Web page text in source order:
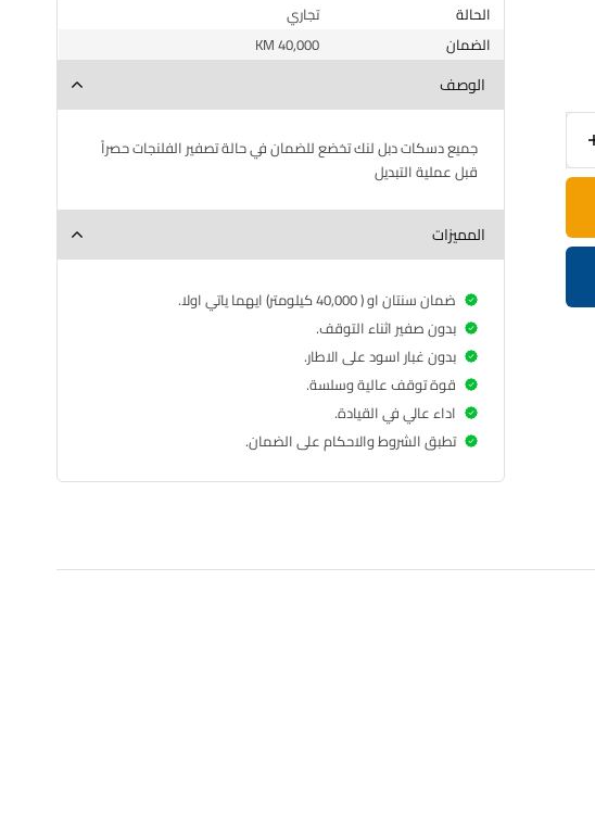
الحالة
تجاري
الضمان
40,000 KM
الوصف
جميع دسكات دبل لنك تخضع للضمان في حالة تصفير الفلنجات حصراً
قبل عملية التبديل
المميزات
ضمان سنتان او ( 40,000 كيلومتر) ايهما ياتي اولا.
بدون صفير اثناء التوقف.
بدون غبار اسود على الاطار.
قوة توقف عالية وسلسة.
اداء عالي في القيادة.
تطبق الشروط والاحكام على الضمان.